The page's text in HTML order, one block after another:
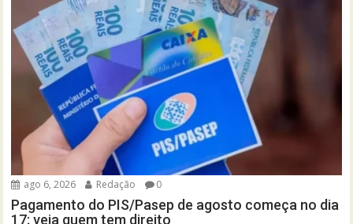
ago 6, 2026 Redação 0
Pagamento do PIS/Pasep de agosto começa no dia
17; veja quem tem direito